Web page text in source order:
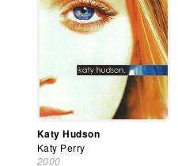
Katy Hudson
Katy Perry
2000